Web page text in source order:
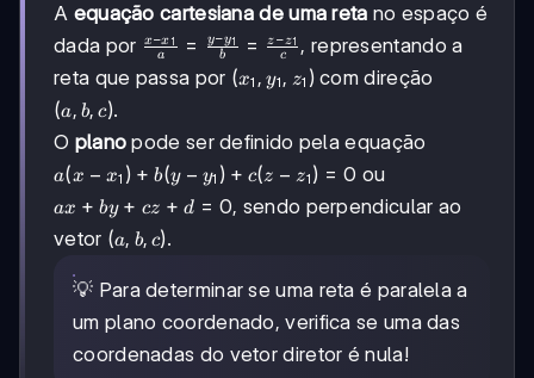
{m}
A equação cartesiana de uma reta no espaço é
dada por \frac{x-
x_1}{a}
=
y_1}{b}
=
\frac{z-
z_1}{c}
a
x−x 1 = b
y−y1 = c
z−z1 , representando a
reta que passa por (x_1,
(x1 , y1 , z1 )com direção
(a,
b,
c)
(a, b, c).
O plano pode ser definido pela equação
a(x
x_1)
+
b(y
y_1)
c(z
a(x − x1 ) + b(y − y1 ) + c(z − z1 ) = 0 ou
ax
+
by
ax + by + cz + d = 0, sendo perpendicular ao
vetor (a,
c)
(a, b, c).
💡 Para determinar se uma reta é paralela a
um plano coordenado, verifica se uma das
coordenadas do vetor diretor é nula!